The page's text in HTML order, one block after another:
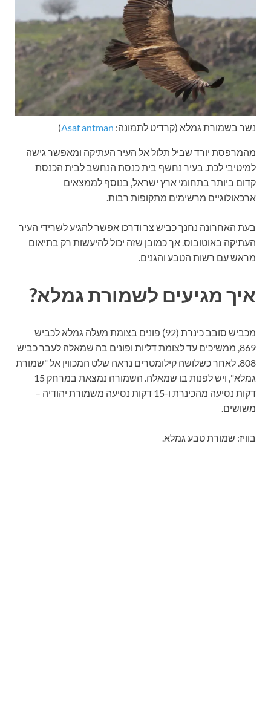
נשר בשמורת גמלא (קרדיט לתמונה: Asaf antman
)
מהמרפסת יורד שביל תלול אל העיר העתיקה ומאפשר גישה
למיטיבי לכת. בעיר נחשף בית כנסת הנחשב לבית הכנסת
קדום ביותר בתחומי ארץ ישראל, בנוסף לממצאים
ארכאולוגיים מרשימים מתקופות רבות.
בעת האחרונה נחנך כביש צר ודרכו אפשר להגיע לשרידי העיר
העתיקה באוטובוס. אך כמובן שזה יכול להיעשות רק בתיאום
מראש עם רשות הטבע והגנים.
איך מגיעים לשמורת גמלא?
מכביש סובב כינרת (92) פונים בצומת מעלה גמלא לכביש
869, ממשיכים עד לצומת דליות ופונים בה שמאלה לעבר כביש
808. לאחר כשלושה קילומטרים נראה שלט המכווין אל "שמורת
גמלא", ויש לפנות בו שמאלה. השמורה נמצאת במרחק 15
דקות נסיעה מהכינרת ו-15 דקות נסיעה משמורת יהודיה –
משושים.
בוויז: שמורת טבע גמלא.